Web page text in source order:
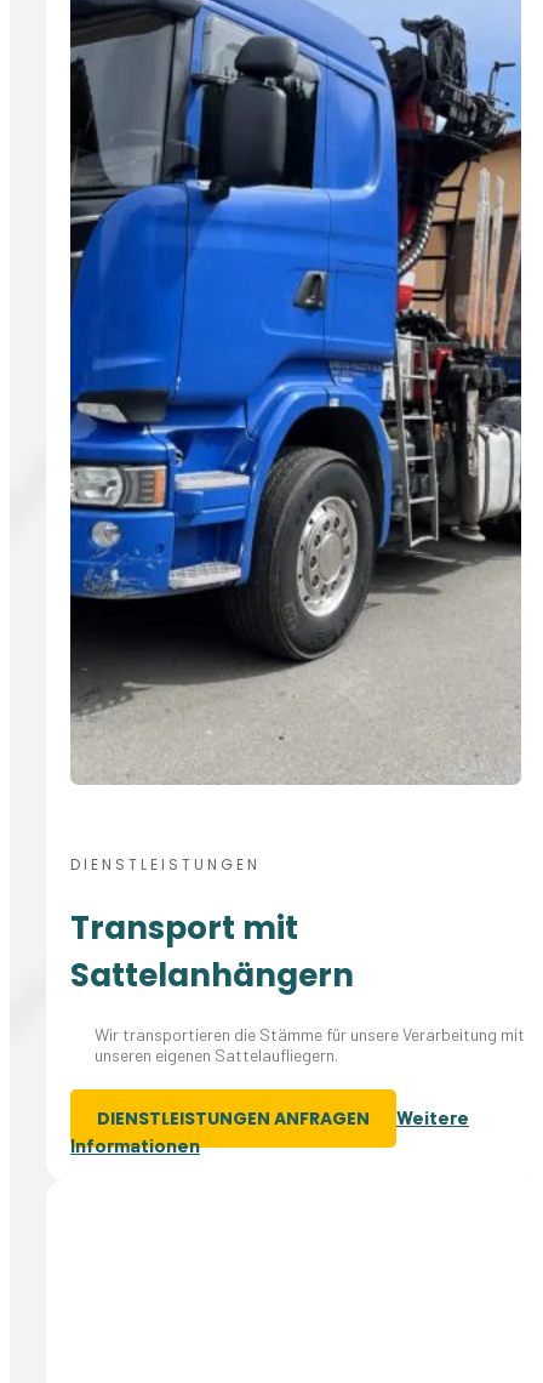
DIENSTLEISTUNGEN
Transport mit
Sattelanhängern
Wir transportieren die Stämme für unsere Verarbeitung mit
unseren eigenen Sattelaufliegern.
DIENSTLEISTUNGEN ANFRAGEN
Weitere
Informationen